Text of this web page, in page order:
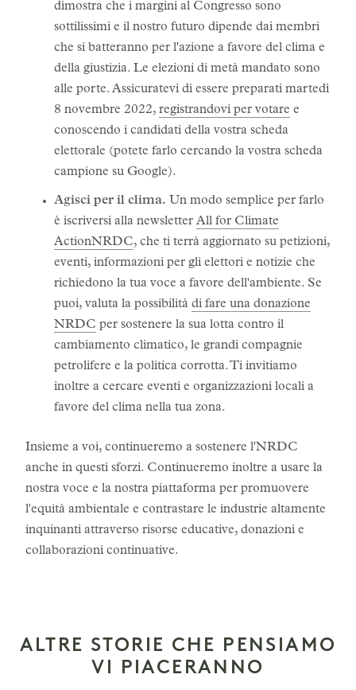
dimostra che i margini al Congresso sono
sottilissimi e il nostro futuro dipende dai membri
che si batteranno per l'azione a favore del clima e
della giustizia. Le elezioni di metà mandato sono
alle porte. Assicuratevi di essere preparati martedì
8 novembre 2022, registrandovi per votare e
conoscendo i candidati della vostra scheda
elettorale (potete farlo cercando la vostra scheda
campione su Google).
Agisci per il clima. Un modo semplice per farlo
è iscriversi alla newsletter All for Climate
ActionNRDC, che ti terrà aggiornato su petizioni,
eventi, informazioni per gli elettori e notizie che
richiedono la tua voce a favore dell'ambiente. Se
puoi, valuta la possibilità di fare una donazione
NRDC per sostenere la sua lotta contro il
cambiamento climatico, le grandi compagnie
petrolifere e la politica corrotta. Ti invitiamo
inoltre a cercare eventi e organizzazioni locali a
favore del clima nella tua zona.
Insieme a voi, continueremo a sostenere l'NRDC
anche in questi sforzi. Continueremo inoltre a usare la
nostra voce e la nostra piattaforma per promuovere
l'equità ambientale e contrastare le industrie altamente
inquinanti attraverso risorse educative, donazioni e
collaborazioni continuative.
ALTRE STORIE CHE PENSIAMO
VI PIACERANNO